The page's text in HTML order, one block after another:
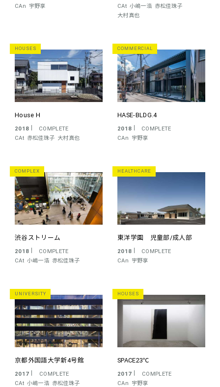
CAn 宇野享 CAt 小嶋一浩 赤松佳珠子
大村真也
HOUSES
House H
2018
COMPLETE
CAt 赤松佳珠子 大村真也
COMMERCIAL
HASE-BLDG.4
2018
COMPLETE
CAn 宇野享
COMPLEX
渋谷ストリーム
2018
COMPLETE
CAt 小嶋一浩 赤松佳珠子
HEALTHCARE
東洋学園 児童部/成人部
2018
COMPLETE
CAn 宇野享
UNIVERSITY
京都外国語大学新4号館
2017
COMPLETE
CAt 小嶋一浩 赤松佳珠子
HOUSES
SPACE23℃
2017
COMPLETE
CAn 宇野享